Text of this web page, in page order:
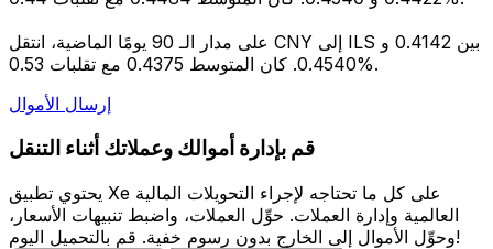
على مدار الـ 90 يومًا الماضية، انتقل CNY إلى ILS بين 0.4142 و
0.4540. كان المتوسط 0.4375 مع تقلبات 0.53%.
إرسال الأموال
قم بإدارة أموالك وعملاتك أثناء التنقل
يحتوي تطبيق Xe على كل ما تحتاجه لإجراء التحويلات المالية
العالمية وإدارة العملات. حوِّل العملات، واضبط تنبيهات الأسعار،
وحوِّل الأموال إلى الخارج بدون رسوم خفية. قم بالتحميل اليوم!